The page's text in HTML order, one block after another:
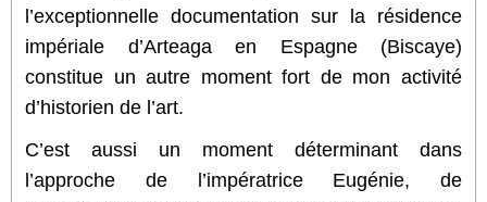
l’exceptionnelle documentation sur la résidence
impériale d’Arteaga en Espagne (Biscaye)
constitue un autre moment fort de mon activité
d’historien de l’art.
C’est aussi un moment déterminant dans
l’approche de l’impératrice Eugénie, de